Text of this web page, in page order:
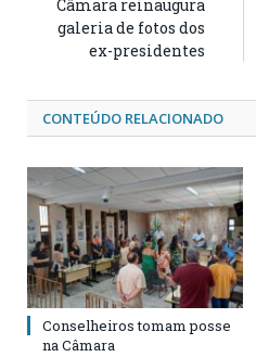
Câmara reinaugura
galeria de fotos dos
ex-presidentes
CONTEÚDO RELACIONADO
Conselheiros tomam posse
na Câmara